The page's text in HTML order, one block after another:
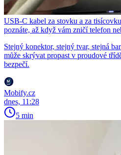
USB-C kabel za stovku a za
poznáte, až když vám zničí telefon
Stejný konektor, stejný tvar, stejná
může skrývat propast v proudové
bezpečí.
Mobify.cz
dnes, 11:28
5 min